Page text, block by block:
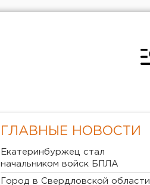
ГЛАВНЫЕ НОВОСТИ
Екатеринбуржец стал
начальником войск БПЛА
Город в Свердловской области